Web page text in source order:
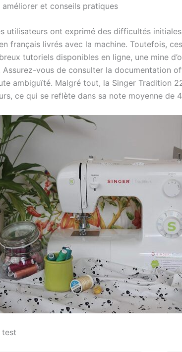
améliorer et conseils pratiques
utilisateurs ont exprimé des difficultés
français livrés avec la machine. Toutefois,
tutoriels disponibles en ligne, une mine
Assurez-vous de consulter la documentation
ambiguïté. Malgré tout, la Singer Tradition
ce qui se reflète dans sa note moyenne de
test